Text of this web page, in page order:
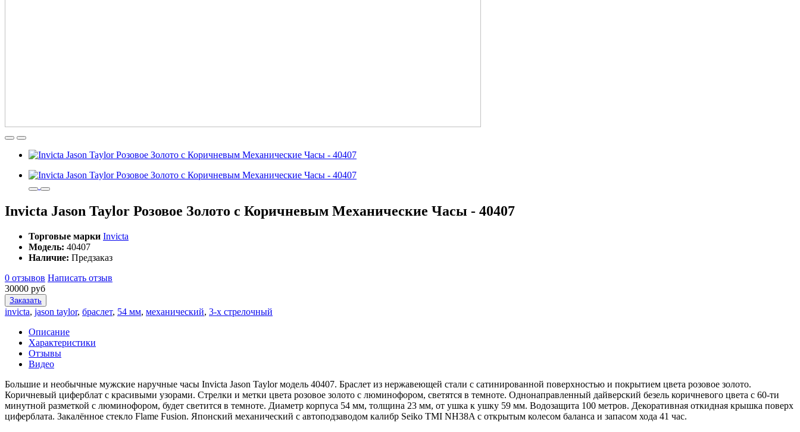
Invicta Jason Taylor Розовое Золото с Коричневым Механические Часы - 40407
Торговые марки Invicta
Модель: 40407
Наличие: Предзаказ
0 отзывов Написать отзыв
30000 руб
Заказать
invicta, jason taylor, браслет, 54 мм, механический, 3-х стрелочный
Описание
Характеристики
Отзывы
Видео
Большие и необычные мужские наручные часы Invicta Jason Taylor модель 40407. Браслет из нержавеющей стали с сатинированной поверхностью и покрытием цвета розовое золото.
Коричневый циферблат с красивыми узорами. Стрелки и метки цвета розовое золото с люминофором, светятся в темноте. Однонаправленный дайверский безель коричневого цвета с 60-ти
минутной разметкой с люминофором, будет светится в темноте. Диаметр корпуса 54 мм, толщина 23 мм, от ушка к ушку 59 мм. Водозащита 100 метров. Декоративная откидная крышка поверх
циферблата. Закалённое стекло Flame Fusion. Японский механический с автоподзаводом калибр Seiko TMI NH38A с открытым колесом баланса и запасом хода 41 час.